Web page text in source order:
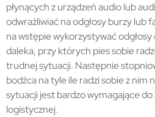
płynących z urządzeń audio lub
odwrażliwiać na odgłosy burzy lub
na wstępie wykorzystywać
daleka, przy których pies sobie
trudnej sytuacji. Następnie
bodźca na tyle ile radzi sobie z nim
sytuacji jest bardzo wymagające
logistycznej.